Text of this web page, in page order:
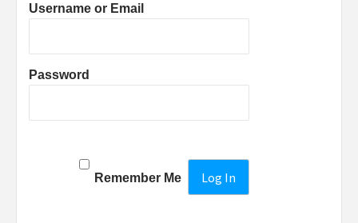
Username or Email
Password
Remember Me